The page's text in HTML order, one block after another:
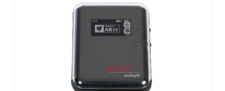
Schuimverbanden
Paraffine verbanden